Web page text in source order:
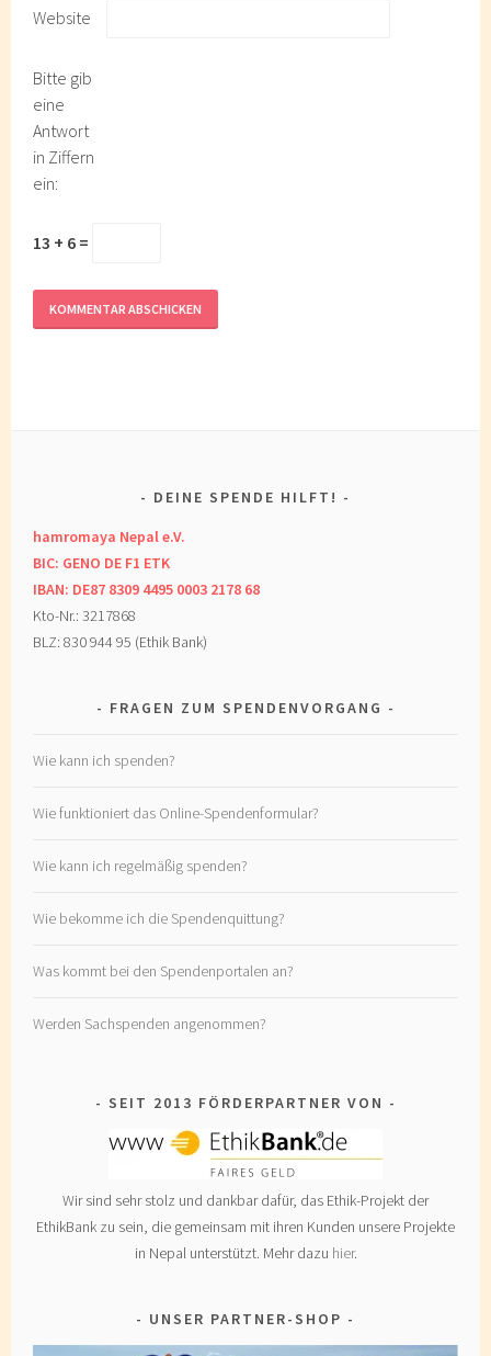
Website
Bitte gib
eine
Antwort
in Ziffern
ein:
13 + 6 =
DEINE SPENDE HILFT!
hamromaya Nepal e.V.
BIC: GENO DE F1 ETK
IBAN: DE87 8309 4495 0003 2178 68
Kto-Nr.: 3217868
BLZ: 830 944 95 (Ethik Bank)
FRAGEN ZUM SPENDENVORGANG
Wie kann ich spenden?
Wie funktioniert das Online-Spendenformular?
Wie kann ich regelmäßig spenden?
Wie bekomme ich die Spendenquittung?
Was kommt bei den Spendenportalen an?
Werden Sachspenden angenommen?
SEIT 2013 FÖRDERPARTNER VON
Wir sind sehr stolz und dankbar dafür, das Ethik-Projekt der
EthikBank zu sein, die gemeinsam mit ihren Kunden unsere Projekte
in Nepal unterstützt. Mehr dazu hier.
UNSER PARTNER-SHOP